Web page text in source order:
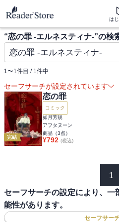
は
“恋の罪 -エルネスティナ-”の検
1〜1件目 / 1件中
セーフサーチが設定されています
完結
恋の罪
コミック
如月芳規
アフタヌーン
商品（3点）
¥792 (税込)
1
セーフサーチの設定により、
能性があります。
セーフサー